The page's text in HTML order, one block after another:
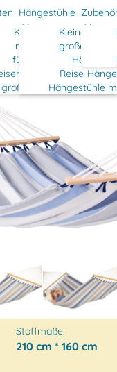
Klassisch
mit Stab
für Kinder
große Hängematten
Hängestühle
Kleine
große
Reise-
Hängestühle
Stoffmaße:
210 cm * 160 cm